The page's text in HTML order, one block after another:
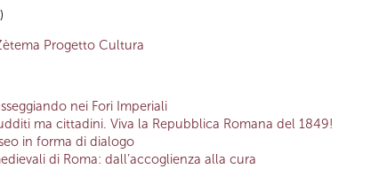
Progetto Cultura
nei Fori Imperiali
ma cittadini. Viva la Repubblica Romana del 1849!
in forma di dialogo
di Roma: dall’accoglienza alla cura